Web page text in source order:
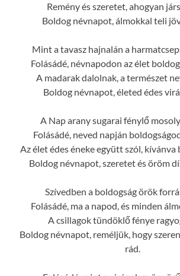
Remény és szeretet, ahogyan
Boldog névnapot, álmokkal teli
Mint a tavasz hajnalán a
Folásádé, névnapodon az élet
A madarak dalolnak, a természet
Boldog névnapot, életed édes
A Nap arany sugarai fénylő
Folásádé, neved napján
Az élet édes éneke együtt szól, kívánva
Boldog névnapot, szeretet és öröm
Szívedben a boldogság örök
Folásádé, ma a napod, és minden
A csillagok tündöklő fénye
Boldog névnapot, reméljük, hogy
rád.